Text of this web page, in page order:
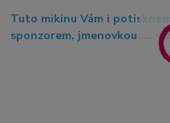
Tuto mikinu Vám i
sponzorem, jmenovkou ....